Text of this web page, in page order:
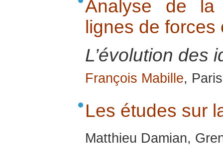
Analyse de
lignes de
L’évolution des
François Mabille,
Les études sur
Matthieu Damian,